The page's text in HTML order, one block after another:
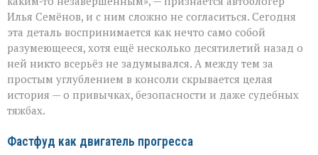
автомобильного
салона
Илья Семёнов, и с ним сложно не согласиться. Сегодня
эта деталь воспринимается как нечто само собой
разумеющееся, хотя ещё несколько десятилетий назад о
ней никто всерьёз не задумывался. А между тем за
простым углублением в консоли скрывается целая
история — о привычках, безопасности и даже судебных
тяжбах.
Фастфуд как двигатель прогресса